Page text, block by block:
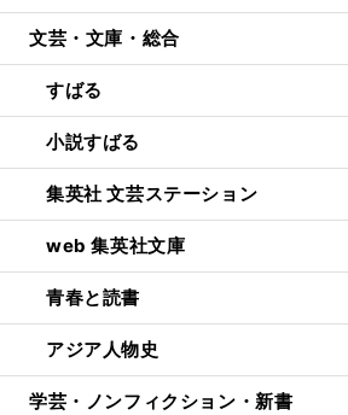
文芸・文庫・総合
すばる
小説すばる
集英社 文芸ステーション
web 集英社文庫
青春と読書
アジア人物史
学芸・ノンフィクション・新書